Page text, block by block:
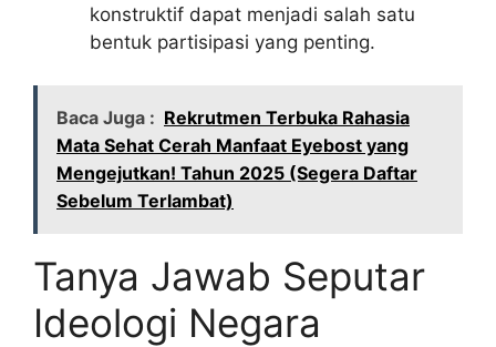
konstruktif dapat menjadi salah satu
bentuk partisipasi yang penting.
Baca Juga : Rekrutmen Terbuka Rahasia
Mata Sehat Cerah Manfaat Eyebost yang
Mengejutkan! Tahun 2025 (Segera Daftar
Sebelum Terlambat)
Tanya Jawab Seputar
Ideologi Negara